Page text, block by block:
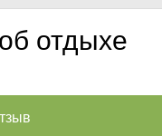
отдыхе